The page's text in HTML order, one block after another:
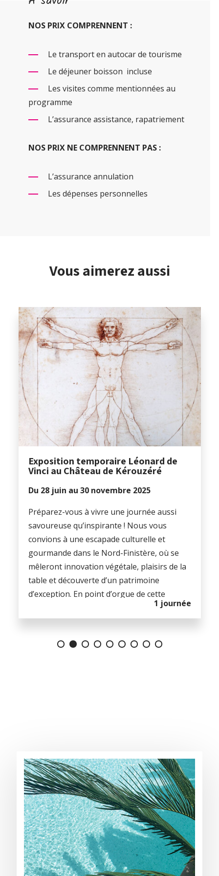
NOS PRIX COMPRENNENT :
Le transport en autocar de tourisme
Le déjeuner boisson incluse
Les visites comme mentionnées au
programme
L’assurance assistance, rapatriement
NOS PRIX NE COMPRENNENT PAS :
L’assurance annulation
Les dépenses personnelles
Vous aimerez aussi
Exposition temporaire Léonard de
Vinci au Château de Kérouzéré
Du 28 juin au 30 novembre 2025
Préparez-vous à vivre une journée aussi
savoureuse qu’inspirante ! Nous vous
convions à une escapade culturelle et
gourmande dans le Nord-Finistère, où se
mêleront innovation végétale, plaisirs de la
table et découverte d’un patrimoine
d’exception. En point d’orgue de cette
journée : l’exposition temporaire dédiée à
Léonard de Vinci au Château de Kerouzéré
1 journée